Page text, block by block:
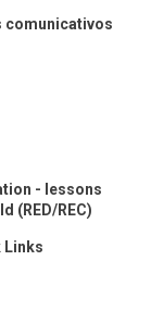
comunicativos
- lessons
(RED/REC)
Links